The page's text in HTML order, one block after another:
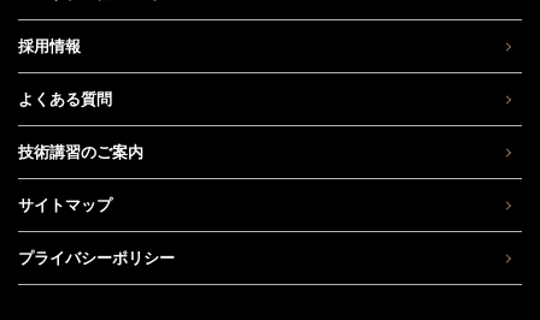
採用情報
よくある質問
技術講習のご案内
サイトマップ
プライバシーポリシー